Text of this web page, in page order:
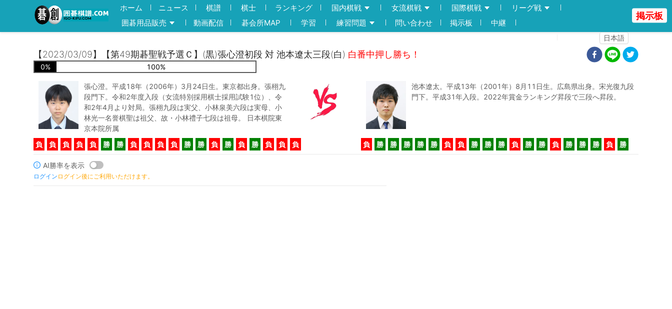
ホーム ニュース 棋譜 棋士 ランキング 国内棋戦 女流棋戦 国際棋戦
リーグ戦
囲碁用品販売
動画配信 碁会所MAP 学習 練習問題 問い合わせ 掲示板
中継
日本語
掲示板
【2023/03/09】【第49期碁聖戦予選Ｃ】(黒)張心澄初段 対 池本遼太三段(白) 白番中押し勝ち！
0% 100%
張心澄。平成18年（2006年）3月24日生。東京都出身。張栩九
段門下。令和2年度入段（女流特別採用棋士採用試験1位）、令
和2年4月より対局。張栩九段は実父、小林泉美六段は実母、小
林光一名誉棋聖は祖父、故・小林禮子七段は祖母。 日本棋院東
京本院所属
池本遼太。平成13年（2001年）8月11日生。広島県出身。宋光復九段
門下。平成31年入段。2022年賞金ランキング昇段で三段へ昇段。
負 負 負 負 負 勝 勝 負 負 負 負 勝 勝 負 勝 負 勝 負 負 負 負 勝 勝 勝 勝 勝 負 負 勝 勝 勝 負 勝 勝 負 勝 勝 勝 負 勝
AI勝率を表示
ログイン ログイン後にご利用いただけます。